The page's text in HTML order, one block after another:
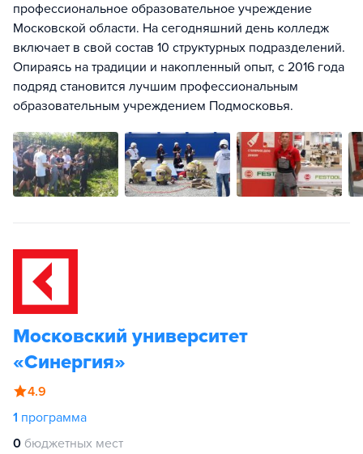
профессиональное образовательное учреждение
Московской области. На сегодняшний день колледж
включает в свой состав 10 структурных подразделений.
Опираясь на традиции и накопленный опыт, с 2016 года
подряд становится лучшим профессиональным
образовательным учреждением Подмосковья.
Московский университет
«Синергия»
4.9
1 программа
0 бюджетных мест